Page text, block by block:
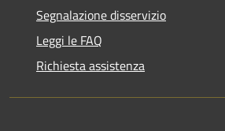
Segnalazione disservizio
Leggi le FAQ
Richiesta assistenza